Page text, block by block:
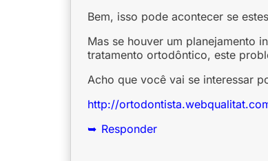
Bem, isso pode acontecer se
Mas se houver um planejamento
tratamento ortodôntico, este
Acho que você vai se interessar
http://
Responder